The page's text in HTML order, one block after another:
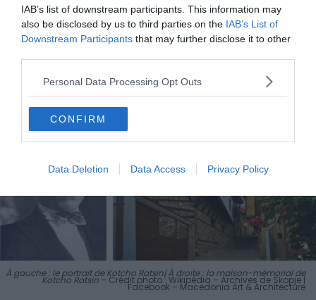
IAB’s list of downstream participants. This information may
also be disclosed by us to third parties on the IAB’s List of
Downstream Participants that may further disclose it to other
Personal Data Processing Opt Outs
CONFIRM
Data Deletion Data Access Privacy Policy
Enfin, si le temps vous le permet, profitez-en pour visiter
sa maison, devenue un musée consacrée à la vie du
poète, bercée entre littérature et mouvement
révolutionnaire.
À gauche : le portrait de Kotcho Ratsin| À droite : la maison-mémorial de
Kotcho Ratsin– Crédit photo : Wikipédia – Archives de Skopje |
Facebook – Macedonia Art & Architecture